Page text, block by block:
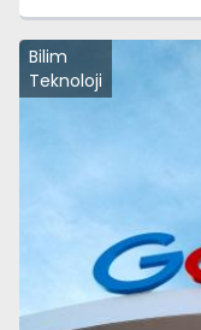
Bilim
Teknoloji